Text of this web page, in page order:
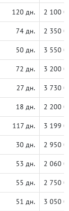
120 дн. 2 100
74 дн. 2 350
50 дн. 3 550
72 дн. 3 200
27 дн. 3 730
18 дн. 2 200
117 дн. 3 199
30 дн. 2 950
53 дн. 2 060
55 дн. 2 750
51 дн. 3 050